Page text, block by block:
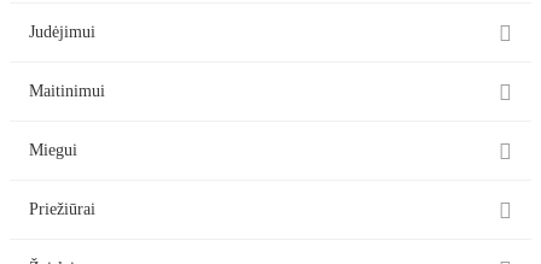
Judėjimui 
Maitinimui 
Miegui 
Priežiūrai 